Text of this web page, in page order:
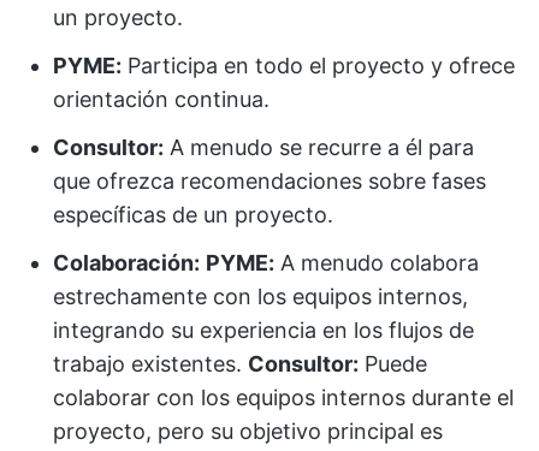
un proyecto.
PYME: Participa en todo el proyecto y ofrece
orientación continua.
Consultor: A menudo se recurre a él para
que ofrezca recomendaciones sobre fases
específicas de un proyecto.
Colaboración: PYME: A menudo colabora
estrechamente con los equipos internos,
integrando su experiencia en los flujos de
trabajo existentes. Consultor: Puede
colaborar con los equipos internos durante el
proyecto, pero su objetivo principal es